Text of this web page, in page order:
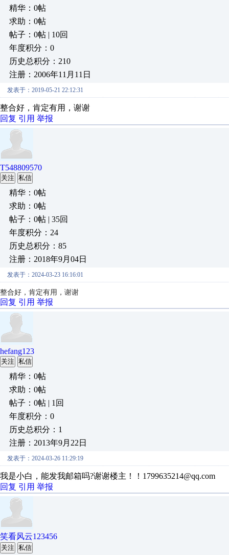
精华：0帖
求助：0帖
帖子：0帖 | 10回
年度积分：0
历史总积分：210
注册：2006年11月11日
发表于：2019-05-21 22:12:31
整合好，肯定有用，谢谢
回复 引用 举报
T548809570
关注 私信
精华：0帖
求助：0帖
帖子：0帖 | 35回
年度积分：24
历史总积分：85
注册：2018年9月04日
发表于：2024-03-23 16:16:01
整合好，肯定有用，谢谢
回复 引用 举报
hefang123
关注 私信
精华：0帖
求助：0帖
帖子：0帖 | 1回
年度积分：0
历史总积分：1
注册：2013年9月22日
发表于：2024-03-26 11:29:19
我是小白，能发我邮箱吗?谢谢楼主！！1799635214@qq.com
回复 引用 举报
笑看风云123456
关注 私信